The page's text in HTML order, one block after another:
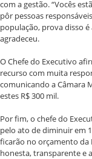
com a gestão. “Vocês
pôr pessoas
população, prova disso é
agradeceu.
O Chefe do Executivo
recurso com muita
comunicando a Câmara
estes R$ 300 mil.
Por fim, o chefe do
pelo ato de diminuir em
ficarão no orçamento da
honesta, transparente e